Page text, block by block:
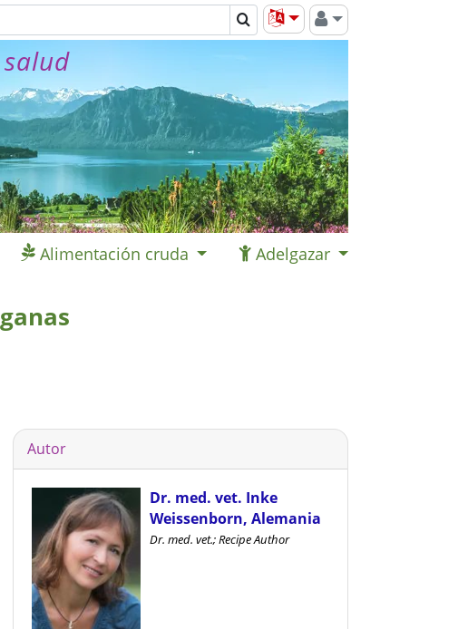
Alimentación cruda Adelgazar
Autor
Dr. med. vet. Inke
Weissenborn, Alemania
Dr. med. vet.; Recipe Author